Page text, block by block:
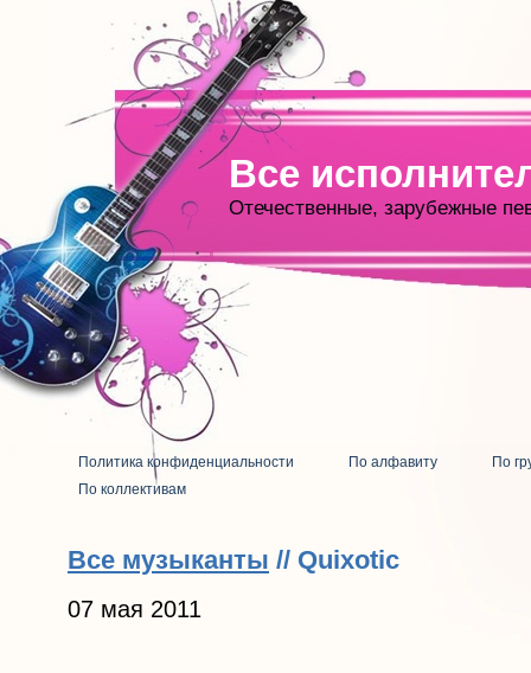
Все
Отечественные, зарубежные
Политика конфиденциальности По алфавиту
По
По коллективам
Все музыканты // Quixotic
07 мая 2011